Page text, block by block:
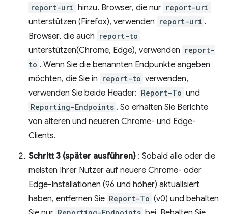
report-uri hinzu. Browser, die nur report-uri
unterstützen (Firefox), verwenden report-uri .
Browser, die auch report-to
unterstützen(Chrome, Edge), verwenden report-
to . Wenn Sie die benannten Endpunkte angeben
möchten, die Sie in report-to verwenden,
verwenden Sie beide Header: Report-To und
Reporting-Endpoints . So erhalten Sie Berichte
von älteren und neueren Chrome- und Edge-
Clients.
Schritt 3 (später ausführen) : Sobald alle oder die
meisten Ihrer Nutzer auf neuere Chrome- oder
Edge-Installationen (96 und höher) aktualisiert
haben, entfernen Sie Report-To (v0) und behalten